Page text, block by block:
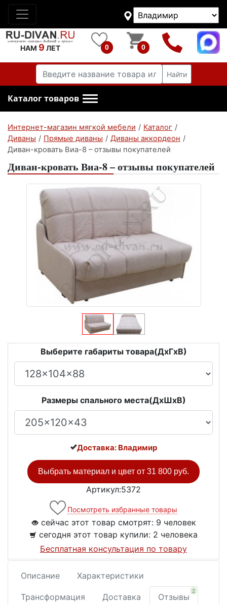
НАМ 9 ЛЕТ 0 0
Найти
Каталог товаров
Интернет-магазин мягкой мебели / Каталог /
Диваны / Прямые диваны / Диваны аккордеон /
Диван-кровать Виа-8 – отзывы покупателей
Диван-кровать Виа-8 – отзывы покупателей
Выберите габариты товара(ДxГxВ)
Размеры спального места(ДxШxВ)
Доставка: Владимир
Выбрать материал и цвет от 31 800 руб.
Артикул:5372
Посмотреть избранные товары
сейчас этот товар смотрят: 9 человек
сегодня этот товар купили: 2 человека
Бесплатная консультация по товару
Описание Характеристики
Трансформация Доставка Отзывы
2